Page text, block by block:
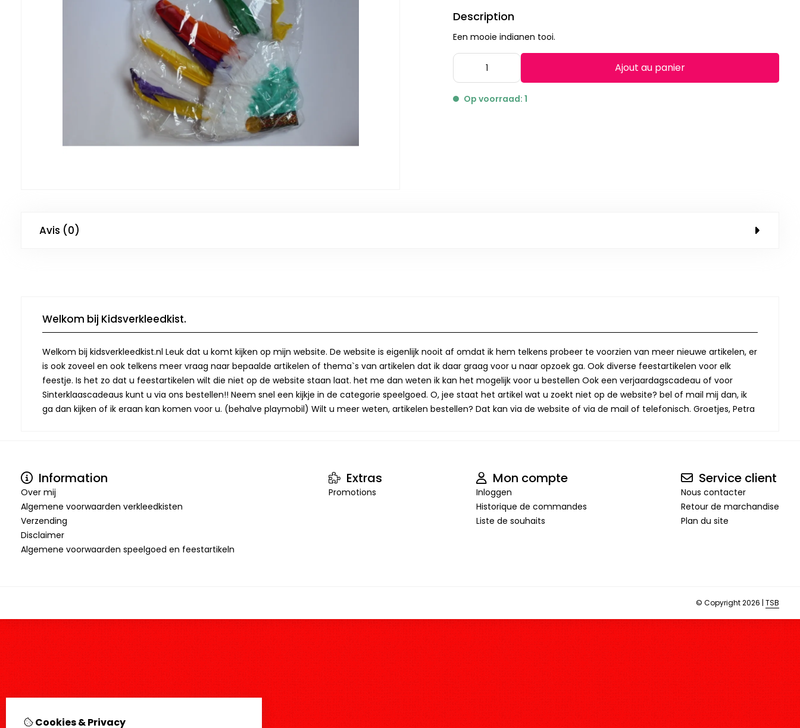
Description
Een mooie indianen tooi.
Ajout au panier
Op voorraad: 1
Avis (0)
Welkom bij Kidsverkleedkist.
Welkom bij kidsverkleedkist.nl Leuk dat u komt kijken op mijn website. De website is eigenlijk nooit af omdat ik hem telkens probeer te voorzien van meer nieuwe artikelen, er
is ook zoveel en ook telkens meer vraag naar bepaalde artikelen of thema`s van artikelen dat ik daar graag voor u naar opzoek ga. Ook diverse feestartikelen voor elk
feestje. Is het zo dat u feestartikelen wilt die niet op de website staan laat. het me dan weten ik kan het mogelijk voor u bestellen Ook een verjaardagscadeau of voor
Sinterklaascadeaus kunt u via ons bestellen!! Neem snel een kijkje in de categorie speelgoed. O, jee staat het artikel wat u zoekt niet op de website? bel of mail mij dan, ik
ga dan kijken of ik eraan kan komen voor u. (behalve playmobil) Wilt u meer weten, artikelen bestellen? Dat kan via de website of via de mail of telefonisch. Groetjes, Petra
Information
Over mij
Algemene voorwaarden verkleedkisten
Verzending
Disclaimer
Algemene voorwaarden speelgoed en feestartikeln
Extras
Promotions
Mon compte
Inloggen
Historique de commandes
Liste de souhaits
Service client
Nous contacter
Retour de marchandise
Plan du site
© Copyright 2026 | TSB
Cookies & Privacy